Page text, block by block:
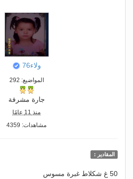
ولاء76
المواضيع: 292
جارة مشرفة
منذ 11 عامًا
مشاهدات: 4359
المقادير :
50 غ شكلاط غبرة مسوس